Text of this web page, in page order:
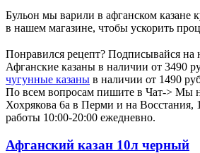
Бульон мы варили в афганском казане
в нашем магазине, чтобы ускорить
Понравился рецепт? Подписывайся на
Афганские казаны в наличии от 3490
чугунные казаны в наличии от 1490
По всем вопросам пишите в Чат-> Мы
Хохрякова 6а в Перми и на Восстания,
работы 10:00-20:00 ежедневно.
Афганский казан 10л черный